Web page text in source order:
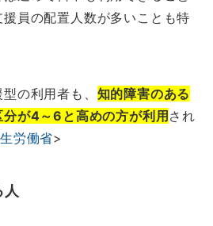
員の配置人数が多いことも特
の利用者も、 知的障害のある
が4～6と高めの方が利用され
労働省>